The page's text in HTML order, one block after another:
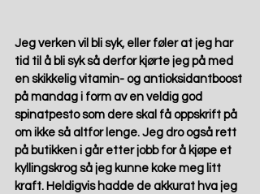
Jeg verken vil bli syk, eller føler at jeg har
tid til å bli syk så derfor kjørte jeg på med
en skikkelig vitamin- og antioksidantboost
på mandag i form av en veldig god
spinatpesto som dere skal få oppskrift på
om ikke så altfor lenge. Jeg dro også rett
på butikken i går etter jobb for å kjøpe et
kyllingskrog så jeg kunne koke meg litt
kraft. Heldigvis hadde de akkurat hva jeg